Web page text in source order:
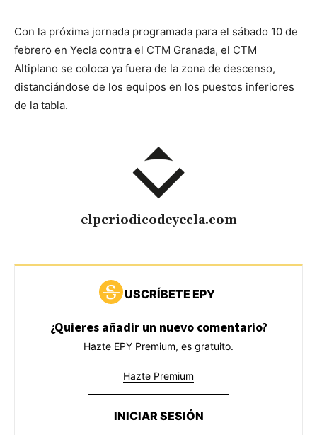
Con la próxima jornada programada para el sábado 10 de
febrero en Yecla contra el CTM Granada, el CTM
Altiplano se coloca ya fuera de la zona de descenso,
distanciándose de los equipos en los puestos inferiores
de la tabla.
elperiodicodeyecla.com
USCRÍBETE EPY
¿Quieres añadir un nuevo comentario?
Hazte EPY Premium, es gratuito.
Hazte Premium
INICIAR SESIÓN